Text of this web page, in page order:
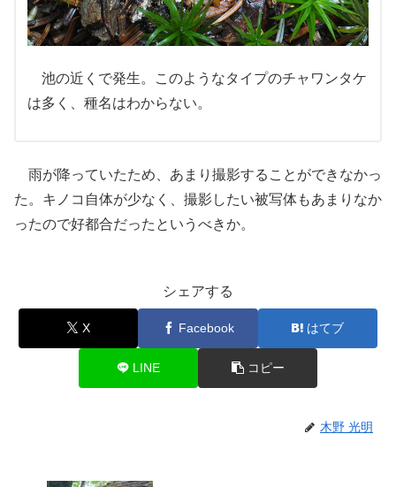
池の近くで発生。このようなタイプのチャワンタケ
は多く、種名はわからない。
雨が降っていたため、あまり撮影することができなかっ
た。キノコ自体が少なく、撮影したい被写体もあまりなか
ったので好都合だったというべきか。
シェアする
X Facebook はてブ
LINE コピー
木野 光明